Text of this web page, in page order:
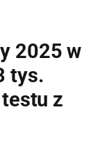
2025 w
tys.
z